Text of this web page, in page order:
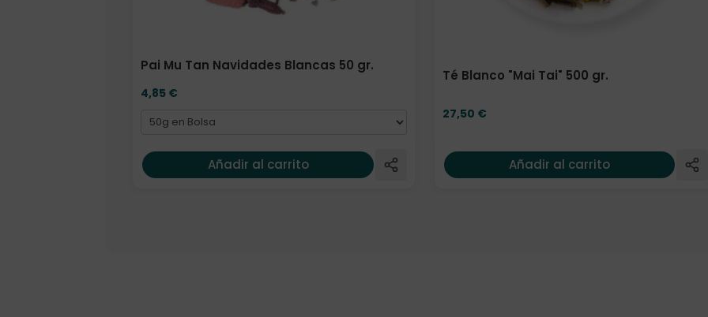
Pai Mu Tan Navidades Blancas 50 gr.
4,85 €
Añadir al carrito
Té Blanco "Mai Tai" 500 gr.
27,50 €
Añadir al carrito